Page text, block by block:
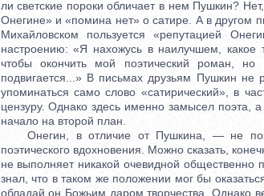
ли светские пороки обличает в нем Пушкин?
Онегине» и «помина нет» о сатире. А в другом
Михайловском пользуется «репутацией
настроению: «Я нахожусь в наилучшем, какое
чтобы окончить мой поэтический роман,
подвигается...» В письмах друзьям Пушкин не
упоминаться само слово «сатирический», в
цензуру. Однако здесь именно замысел поэта,
начало на второй план.
Онегин, в отличие от Пушкина, — не поэт.
поэтического вдохновения. Можно сказать,
не выполняет никакой очевидной
знал, что в таком же положении мог бы
обладай он Божьим даром творчества. Однако